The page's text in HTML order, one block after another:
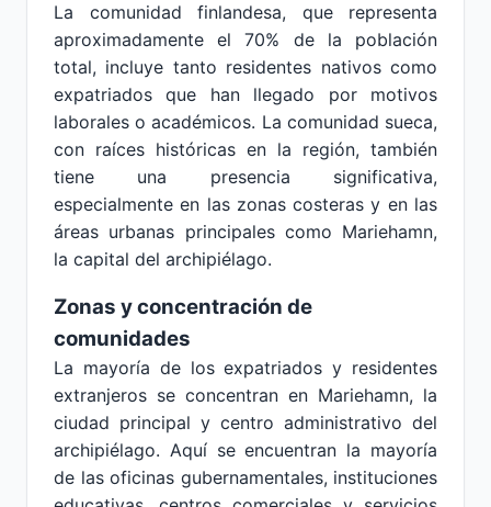
La comunidad finlandesa, que representa
aproximadamente el 70% de la población
total, incluye tanto residentes nativos como
expatriados que han llegado por motivos
laborales o académicos. La comunidad sueca,
con raíces históricas en la región, también
tiene una presencia significativa,
especialmente en las zonas costeras y en las
áreas urbanas principales como Mariehamn,
la capital del archipiélago.
Zonas y concentración de
comunidades
La mayoría de los expatriados y residentes
extranjeros se concentran en Mariehamn, la
ciudad principal y centro administrativo del
archipiélago. Aquí se encuentran la mayoría
de las oficinas gubernamentales, instituciones